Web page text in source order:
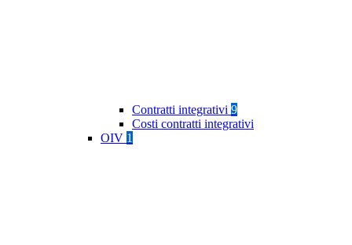
Contratti integrativi 9
Costi contratti integrativi
OIV 1